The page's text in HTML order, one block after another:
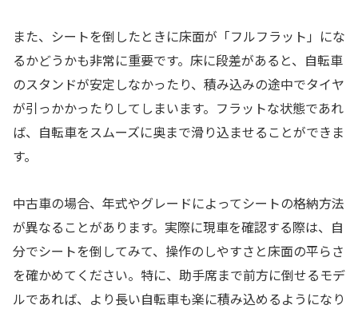
また、シートを倒したときに床面が「フルフラット」にな
るかどうかも非常に重要です。床に段差があると、自転車
のスタンドが安定しなかったり、積み込みの途中でタイヤ
が引っかかったりしてしまいます。フラットな状態であれ
ば、自転車をスムーズに奥まで滑り込ませることができま
す。
中古車の場合、年式やグレードによってシートの格納方法
が異なることがあります。実際に現車を確認する際は、自
分でシートを倒してみて、操作のしやすさと床面の平らさ
を確かめてください。特に、助手席まで前方に倒せるモデ
ルであれば、より長い自転車も楽に積み込めるようになり